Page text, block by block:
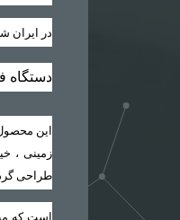
در ایران
دستگاه
این
زمینی ،
طراحی
است که